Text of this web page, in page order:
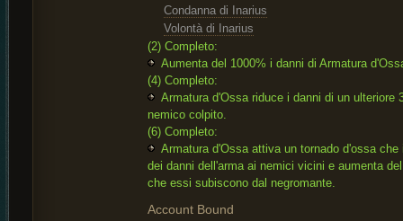
Condanna di Inarius
Volontà di Inarius
(2) Completo:
Aumenta del 1000% i danni di Armatura
(4) Completo:
Armatura d'Ossa riduce i danni di un ulteriore
nemico colpito.
(6) Completo:
Armatura d'Ossa attiva un tornado d'ossa che
dei danni dell'arma ai nemici vicini e aumenta
che essi subiscono dal negromante.
Account Bound